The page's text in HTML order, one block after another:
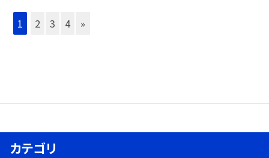
1 2 3 4 »
カテゴリ